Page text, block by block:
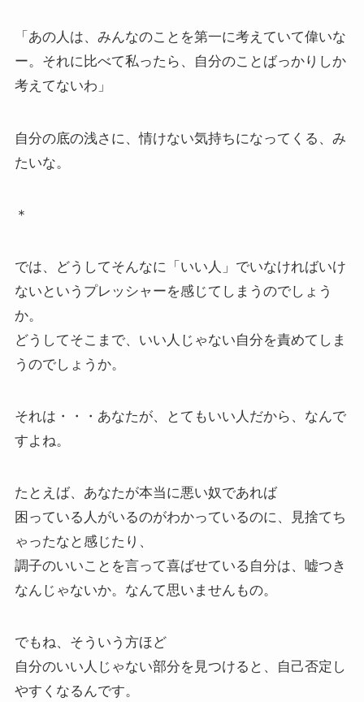
「あの人は、みんなのことを第一に考えていて偉いな
ー。それに比べて私ったら、自分のことばっかりしか
考えてないわ」
自分の底の浅さに、情けない気持ちになってくる、み
たいな。
＊
では、どうしてそんなに「いい人」でいなければいけ
ないというプレッシャーを感じてしまうのでしょう
か。
どうしてそこまで、いい人じゃない自分を責めてしま
うのでしょうか。
それは・・・あなたが、とてもいい人だから、なんで
すよね。
たとえば、あなたが本当に悪い奴であれば
困っている人がいるのがわかっているのに、見捨てち
ゃったなと感じたり、
調子のいいことを言って喜ばせている自分は、嘘つき
なんじゃないか。なんて思いませんもの。
でもね、そういう方ほど
自分のいい人じゃない部分を見つけると、自己否定し
やすくなるんです。